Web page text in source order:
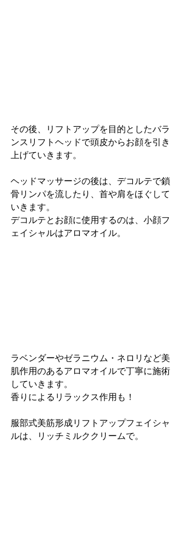
その後、リフトアップを目的としたバラ
ンスリフトヘッドで頭皮からお顔を引き
上げていきます。
ヘッドマッサージの後は、デコルテで鎖
骨リンパを流したり、首や肩をほぐして
いきます。
デコルテとお顔に使用するのは、小顔フ
ェイシャルはアロマオイル。
ラベンダーやゼラニウム・ネロリなど美
肌作用のあるアロマオイルで丁寧に施術
していきます。
香りによるリラックス作用も！
服部式美筋形成リフトアップフェイシャ
ルは、リッチミルククリームで。